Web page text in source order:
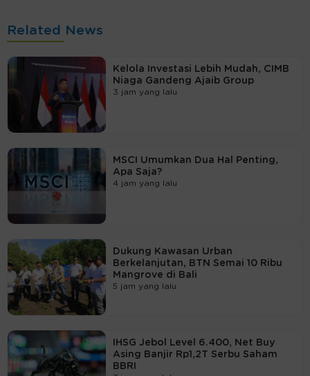
Related News
Kelola Investasi Lebih Mudah, CIMB
Niaga Gandeng Ajaib Group
3 jam yang lalu
MSCI Umumkan Dua Hal Penting,
Apa Saja?
4 jam yang lalu
Dukung Kawasan Urban
Berkelanjutan, BTN Semai 10 Ribu
Mangrove di Bali
5 jam yang lalu
IHSG Jebol Level 6.400, Net Buy
Asing Banjir Rp1,2T Serbu Saham
BBRI